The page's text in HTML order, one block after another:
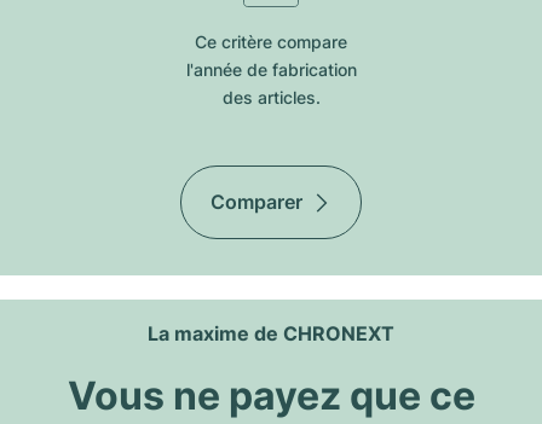
Ce critère compare
l'année de fabrication
des articles.
Comparer
La maxime de CHRONEXT
Vous ne payez que ce